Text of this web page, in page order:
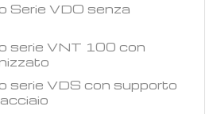
Serie VDO senza
serie VNT 100 con
serie VDS con supporto